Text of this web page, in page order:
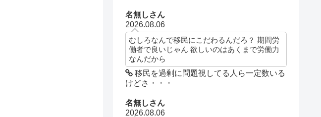
名無しさん
2026.08.06
むしろなんで移民にこだわるんだろ？ 期間労
働者で良いじゃん 欲しいのはあくまで労働力
なんだから
移民を過剰に問題視してる人ら一定数いる
けどさ・・・
名無しさん
2026.08.06